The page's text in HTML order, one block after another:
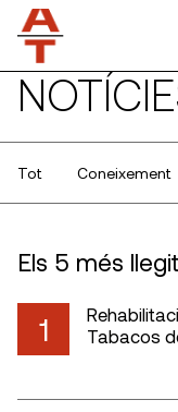
Tot Coneixement
Els 5 més
1
Tabacos